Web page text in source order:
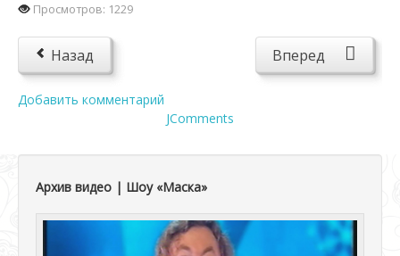
Просмотров: 1229
Назад Вперед
Добавить комментарий
JComments
Архив видео | Шоу «Маска»